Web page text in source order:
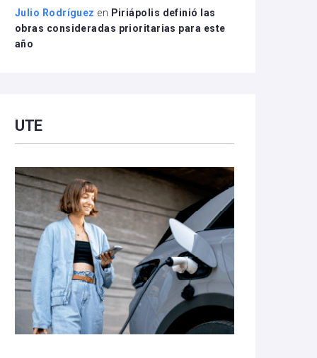
Julio Rodríguez en Piriápolis definió las
obras consideradas prioritarias para este
año
UTE